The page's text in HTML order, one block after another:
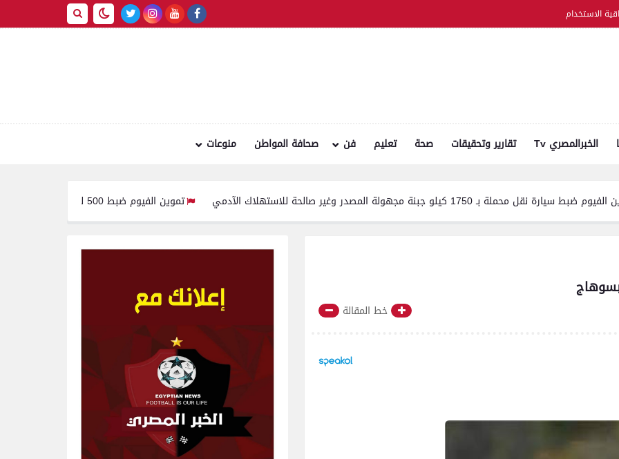
الاستخدام
الخبرالمصري Tv تقارير وتحقيقات صحة تعليم فن صحافة المواطن منوعات
كيلو جبنة مجهولة المصدر وغير صالحة للاستهلاك الآدمي تموين الفيوم ضبط 500 لتر لبن فاسد وغير صالح للاستهلاك الآدمى قبل طرحه بالأسواق
خط المقالة